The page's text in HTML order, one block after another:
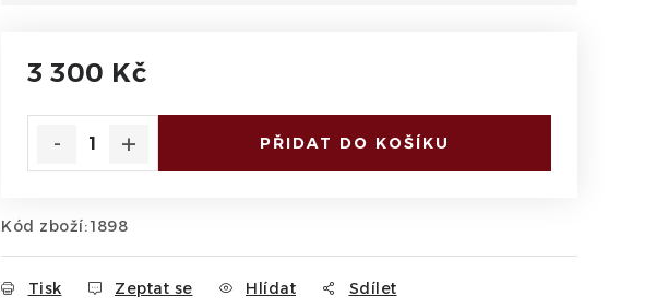
3 300 Kč
PŘIDAT DO KOŠÍKU
Kód zboží:1898
Tisk Zeptat se Hlídat Sdílet